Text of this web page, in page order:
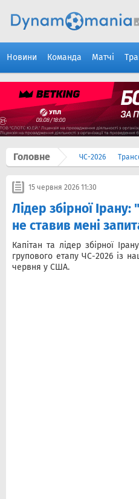
Новини Команда Матчі
Головне ЧС-2026
15 червня 2026 11:30
Лідер збірної
не ставив мені
Капітан та лідер збірної
групового етапу ЧС-2026 із
червня у США.